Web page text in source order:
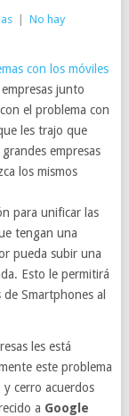
No hay
con los móviles
junto
el problema con
les trajo que
empresas
los mismos
para unificar las
tengan una
pueda subir una
Esto le permitirá
Smartphones al
les está
este problema
y cerro acuerdos
a Google